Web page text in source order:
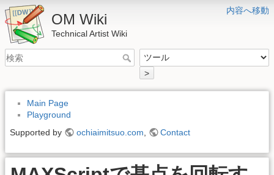
内容へ移動
OM Wiki
Technical Artist Wiki
>
Main Page
Playground
Supported by
ochiaimitsuo.com Contact